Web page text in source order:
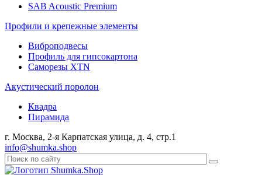
SAB Acoustic Premium
Профили и крепежные элементы
Виброподвесы
Профиль для гипсокартона
Саморезы XTN
Акустический поролон
Квадра
Пирамида
г. Москва, 2-я Карпатская улица, д. 4, стр.1
info@shumka.shop